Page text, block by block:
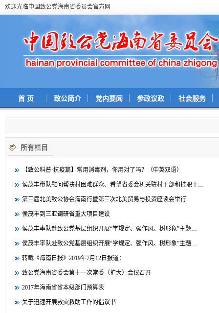
欢迎光临中国致公党海南省委员会官方网
首 页 致公简介 党内要闻 参政议政 社会服务
所有栏目
【致公科普·抗疫篇】常用消毒剂，你用对了吗？（中英双语）
侯茂丰带队慰问帮扶村困难群众、看望省委会机关驻村干部和挂职干…
第三届北美致公协会海南行暨第三次北美贸易与投资座谈会举行
侯茂丰到三亚调研省重大项目建设
侯茂丰率队赴致公党基层组织开展“学规定、强作风、树形象”主题…
侯茂丰率队赴致公党基层组织开展“学规定、强作风、树形象”主题…
转载《海南日报》2019年7月12日报道：
致公党海南省委会第十一次常委（扩大）会议召开
2017年海南省省本级部门预算表
关于迅速开展救灾救助工作的倡议书